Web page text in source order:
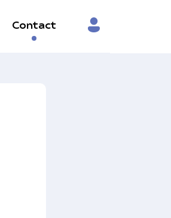
Contact